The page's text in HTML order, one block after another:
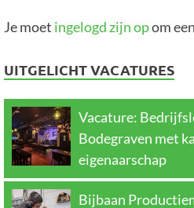
Je moet ingelogd zijn opom
UITGELICHT VACATURES
Vacature:
Bodegraven met
eigenaarschap
Bijbaan